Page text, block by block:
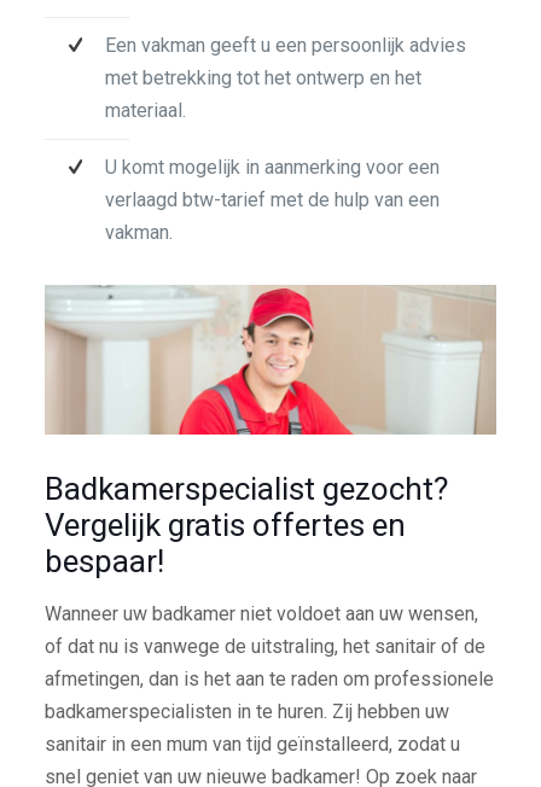
Een vakman geeft u een persoonlijk advies
met betrekking tot het ontwerp en het
materiaal.
U komt mogelijk in aanmerking voor een
verlaagd btw-tarief met de hulp van een
vakman.
Badkamerspecialist gezocht?
Vergelijk gratis offertes en
bespaar!
Wanneer uw badkamer niet voldoet aan uw wensen,
of dat nu is vanwege de uitstraling, het sanitair of de
afmetingen, dan is het aan te raden om professionele
badkamerspecialisten in te huren. Zij hebben uw
sanitair in een mum van tijd geïnstalleerd, zodat u
snel geniet van uw nieuwe badkamer! Op zoek naar